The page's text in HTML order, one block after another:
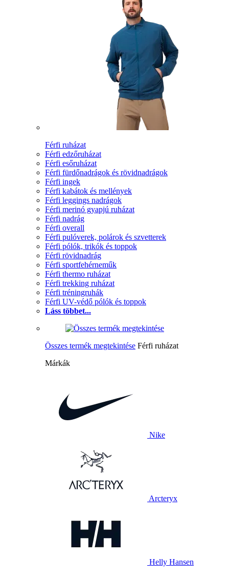
Férfi ruházat
Férfi edzőruházat
Férfi esőruházat
Férfi fürdőnadrágok és rövidnadrágok
Férfi ingek
Férfi kabátok és mellények
Férfi leggings nadrágok
Férfi merinó gyapjú ruházat
Férfi nadrág
Férfi overall
Férfi pulóverek, polárok és szvetterek
Férfi pólók, trikók és toppok
Férfi rövidnadrág
Férfi sportfehérneműk
Férfi thermo ruházat
Férfi trekking ruházat
Férfi tréningruhák
Férfi UV-védő pólók és toppok
Láss többet...
Összes termék megtekintése Férfi ruházat
Márkák
Nike
Arcteryx
Helly Hansen